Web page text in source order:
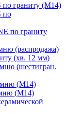
по граниту (М14)
по
по граниту
(распродажа)
(хв. 12 мм)
(шестигран.
(M14)
(M14)